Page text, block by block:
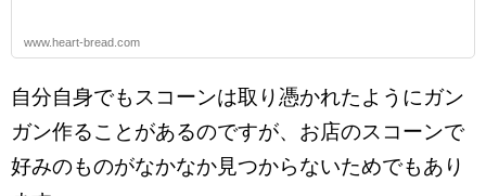
www.heart-bread.com
自分自身でもスコーンは取り憑かれたようにガン
ガン作ることがあるのですが、お店のスコーンで
好みのものがなかなか見つからないためでもあり